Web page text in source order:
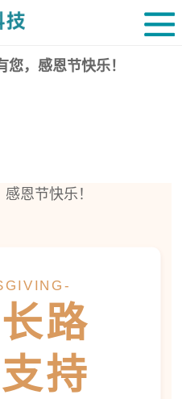
您，感恩节快乐！
路
持